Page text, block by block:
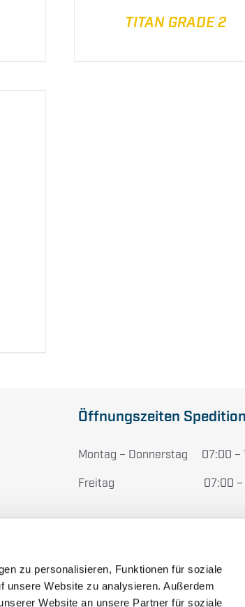
zu personalisieren, Funktionen für soziale
unsere Website zu analysieren. Außerdem
Website an unsere Partner für soziale
TITAN GRADE 2
Öffnungszeiten Spedition
Montag – Donnerstag 07:00
Freitag 07:00 –
Ausstellungen
Ferien und Feiertage